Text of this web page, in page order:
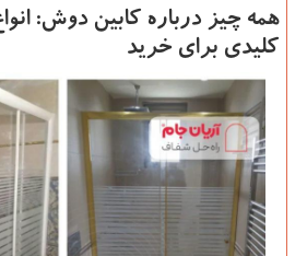
همه چیز درباره کابین دوش:
کلیدی برای خرید